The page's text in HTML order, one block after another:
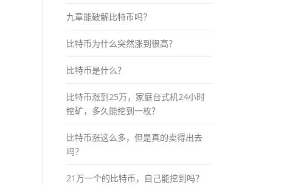
九章能破解比特币吗？
比特币为什么突然涨到很高？
比特币是什么？
比特币涨到25万，家庭台式机24小时
挖矿，多久能挖到一枚？
比特币涨这么多，但是真的卖得出去
吗？
21万一个的比特币，自己能挖到吗？